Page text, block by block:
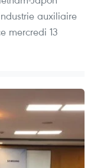
auxiliaire
mercredi 13